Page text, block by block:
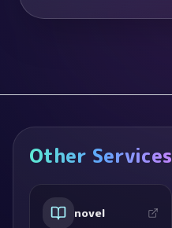
Other Services
novel